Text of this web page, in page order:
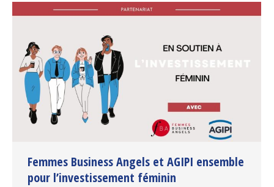
Femmes Business Angels et AGIPI ensemble
pour l’investissement féminin